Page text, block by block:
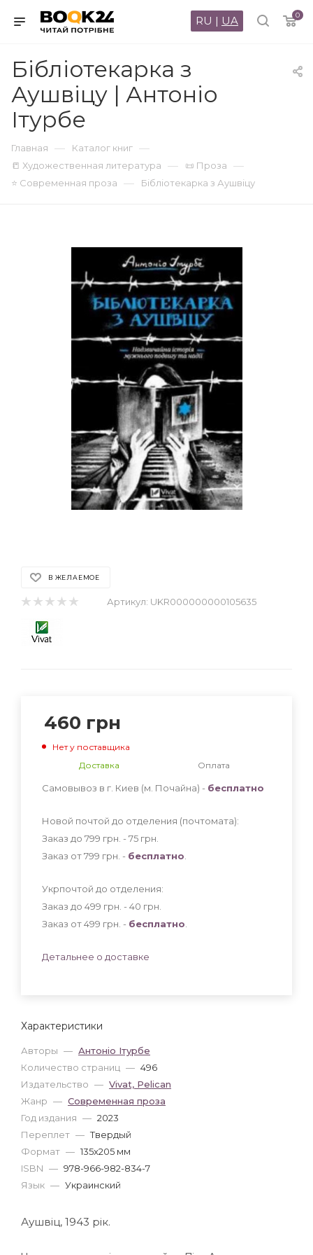
0
RU | UA
Бібліотекарка з
Аушвіцу | Антоніо
Ітурбе
Главная — Каталог книг —
📒 Художественная литература — 📜 Проза —
⭐ Современная проза — Бібліотекарка з Аушвіцу
В ЖЕЛАЕМОЕ
Артикул: UKR000000000105635
Характеристики
Авторы — Антоніо Ітурбе
Количество страниц — 496
Издательство — Vivat, Pelican
Жанр — Современная проза
Год издания — 2023
Переплет — Твердый
Формат — 135x205 мм
ISBN — 978-966-982-834-7
Язык — Украинский
460 грн
Нет у поставщика
Доставка
Оплата
Самовывоз в г. Киев (м. Почайна) - бесплатно
Новой почтой до отделения (почтомата):
Заказ до 799 грн. - 75 грн
Заказ от 799 грн. - бесплатно
Укрпочтой до отделения:
Заказ до 499 грн. - 40 грн
Заказ от 499 грн. - бесплатно
Детальнее о доставке
Аушвіц, 1943 рік.